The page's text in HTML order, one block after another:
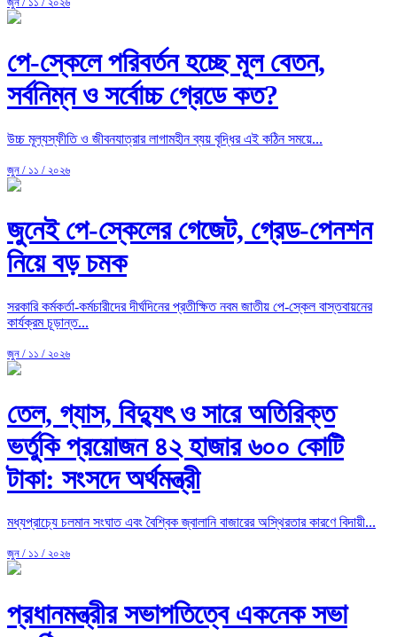
পে-স্কেলে পরিবর্তন হচ্ছে মূল বেতন,
সর্বনিম্ন ও সর্বোচ্চ গ্রেডে কত?
উচ্চ মূল্যস্ফীতি ও জীবনযাত্রার লাগামহীন ব্যয় বৃদ্ধির এই কঠিন সময়ে...
জুন / ১১ / ২০২৬
জুনেই পে-স্কেলের গেজেট, গ্রেড-পেনশন
নিয়ে বড় চমক
সরকারি কর্মকর্তা-কর্মচারীদের দীর্ঘদিনের প্রতীক্ষিত নবম জাতীয় পে-স্কেল বাস্তবায়নের
কার্যক্রম চূড়ান্ত...
জুন / ১১ / ২০২৬
তেল, গ্যাস, বিদ্যুৎ ও সারে অতিরিক্ত
ভর্তুকি প্রয়োজন ৪২ হাজার ৬০০ কোটি
টাকা: সংসদে অর্থমন্ত্রী
মধ্যপ্রাচ্যে চলমান সংঘাত এবং বৈশ্বিক জ্বালানি বাজারের অস্থিরতার কারণে বিদায়ী...
জুন / ১১ / ২০২৬
প্রধানমন্ত্রীর সভাপতিত্বে একনেক সভা